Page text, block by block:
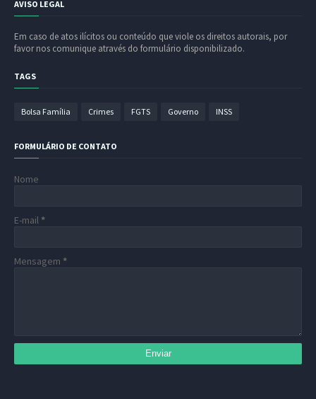
AVISO LEGAL
Em caso de atos ilícitos ou conteúdo que viole os direitos autorais, por
favor nos comunique através do formulário disponibilizado.
TAGS
Bolsa Família Crimes FGTS Governo INSS
FORMULÁRIO DE CONTATO
Nome
E-mail *
Mensagem *